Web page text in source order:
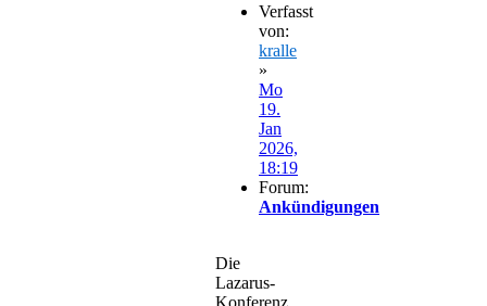
Verfasst
von:
kralle
»
Mo
19.
Jan
2026,
18:19
Forum:
Ankündigungen
Die
Lazarus-
Konferenz